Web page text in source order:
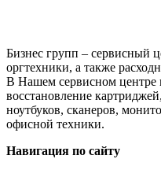
Бизнес групп – сервисный
оргтехники, а также
В Нашем сервисном центре
восстановление
ноутбуков, сканеров,
офисной техники.
Навигация по сайту